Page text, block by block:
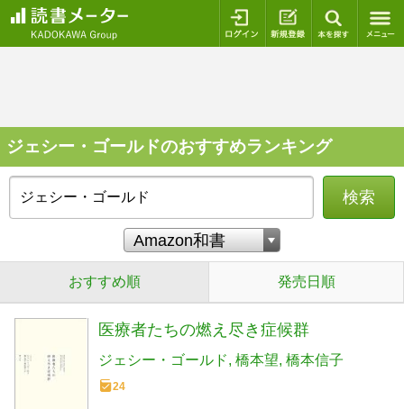
ログイン 新規登録
ジェシー・ゴールドのおすすめランキング
検索
おすすめ順 発売日順
医療者たちの燃え尽き症候群
ジェシー・ゴールド 橋本望 橋本信子
24